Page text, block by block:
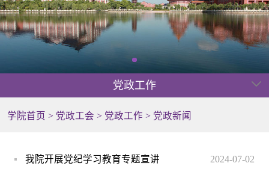
党政工作
学院首页 > 党政工会 > 党政工作 > 党政新闻
我院开展党纪学习教育专题宣讲 2024-07-02